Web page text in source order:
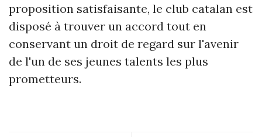
proposition satisfaisante, le club catalan est
disposé à trouver un accord tout en
conservant un droit de regard sur l'avenir
de l'un de ses jeunes talents les plus
prometteurs.